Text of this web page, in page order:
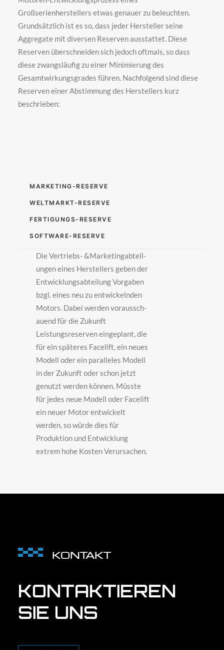
Großserienherstellers etwas genauer zu beleuchten.
Grundsätzlich ist es so, dass jeder Hersteller seine
Aggregate mit diversen Reserven ausstattet. Diese
Reserven überschneiden sich jedoch oftmals, so dass
diese zwangsläufig zu einer Minimierung des
Gesamtwirkungsgrades führen. Nachfolgend sind diese
Reserven einer Abstimmung des Herstellers kurz
beschrieben:
MARKETING-RESERVE
WELTMARKT-RESERVE
FERTIGUNGS-RESERVE
SOFTWARE-RESERVE
Die Vertriebs- &Mar­ke­ting­ab­teil­
ung­en eines Herstellers geben der
Entwicklungsabteilung Vor­ga­ben
bzgl. eines neu zu entwickelnden
Motors. Dabei werden vor­aus­sch­
au­end für die Zukunft
Leistungsreserven eingeplant, die
für ein spät­er­es Facelift, ein neues
Modell oder ein paralleles Modell
in der Zukunft oder schon jetzt
genutzt werden können. Müsste
für jedes neue Modell oder Facelift
ein neuer Motor entwickelt
werden, so würde dies für
Produktion und Entwicklung
extrem hohe Kosten Verursachen.
KONTAKT
KONTAKTIEREN
SIE UNS